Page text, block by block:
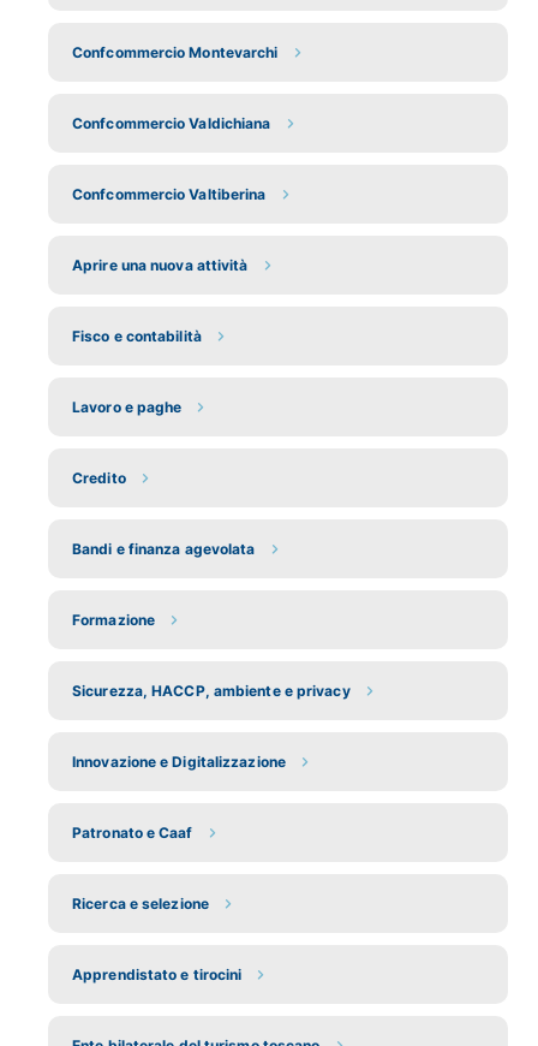
Confcommercio Montevarchi
Confcommercio Valdichiana
Confcommercio Valtiberina
Aprire una nuova attività
Fisco e contabilità
Lavoro e paghe
Credito
Bandi e finanza agevolata
Formazione
Sicurezza, HACCP, ambiente e privacy
Innovazione e Digitalizzazione
Patronato e Caaf
Ricerca e selezione
Apprendistato e tirocini